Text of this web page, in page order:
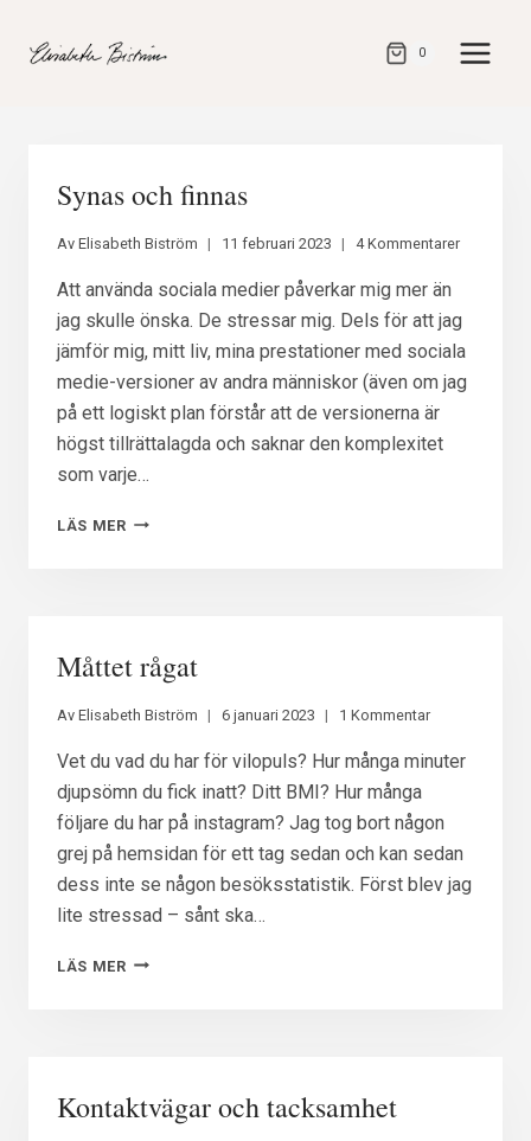
direkt
0
Synas och finnas
Av Elisabeth Biström 11 februari 2023 4 Kommentarer
Att använda sociala medier påverkar mig mer än
jag skulle önska. De stressar mig. Dels för att jag
jämför mig, mitt liv, mina prestationer med sociala
medie-versioner av andra människor (även om jag
på ett logiskt plan förstår att de versionerna är
högst tillrättalagda och saknar den komplexitet
som varje…
LÄS MERSYNAS
Måttet rågat
Av Elisabeth Biström 6 januari 2023 1 Kommentar
Vet du vad du har för vilopuls? Hur många minuter
djupsömn du fick inatt? Ditt BMI? Hur många
följare du har på instagram? Jag tog bort någon
grej på hemsidan för ett tag sedan och kan sedan
dess inte se någon besöksstatistik. Först blev jag
lite stressad – sånt ska…
LÄS MERMÅTTET
Kontaktvägar och tacksamhet